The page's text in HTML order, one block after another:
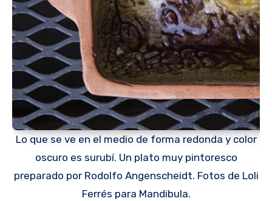
Lo que se ve en el medio de forma redonda y color
oscuro es surubí. Un plato muy pintoresco
preparado por Rodolfo Angenscheidt. Fotos de Loli
Ferrés para Mandibula.